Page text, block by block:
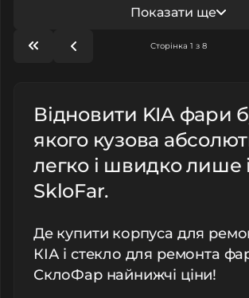
Показати ще
Сторінка 1 з 8
Відновити KIA фари
якого кузова
легко і швидко лише
SkloFar.
Де купити корпуса для
КІА і стекло для ремонта
СклоФар найнижчі ціни!